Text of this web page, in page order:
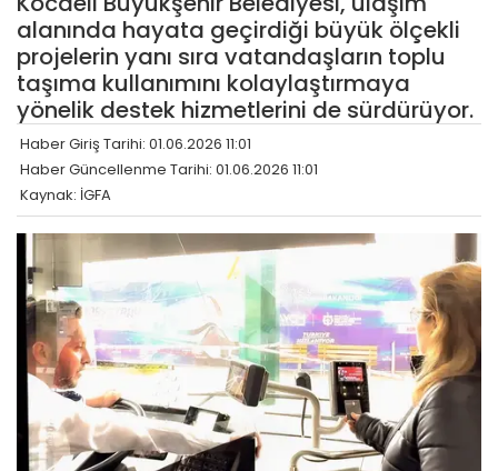
alanında hayata geçirdiği büyük ölçekli
projelerin yanı sıra vatandaşların toplu
taşıma kullanımını kolaylaştırmaya
yönelik destek hizmetlerini de sürdürüyor.
Haber Giriş Tarihi: 01.06.2026 11:01
Haber Güncellenme Tarihi: 01.06.2026 11:01
Kaynak: İGFA